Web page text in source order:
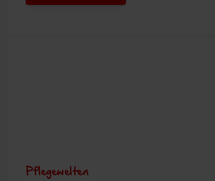
Pflegewelten